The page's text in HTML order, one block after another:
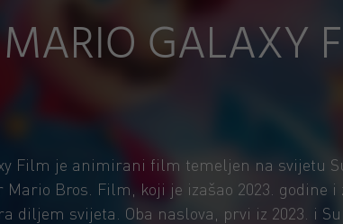
GALAXY
Film je animirani film temeljen na svijetu
Bros. Film, koji je izašao 2023. godine i
diljem svijeta. Oba naslova, prvi iz 2023. i